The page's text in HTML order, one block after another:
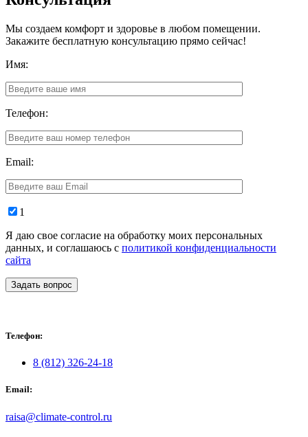
Мы создаем комфорт и здоровье в любом помещении.
Закажите бесплатную консультацию прямо сейчас!
Имя:
Телефон:
Email:
1
Я даю свое согласие на обработку моих персональных
данных, и соглашаюсь с политикой конфиденциальности
сайта
Задать вопрос
Телефон:
8 (812) 326-24-18
Email:
raisa@climate-control.ru